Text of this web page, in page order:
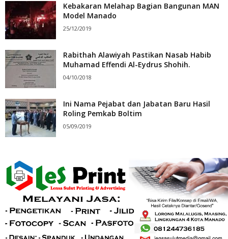
Kebakaran Melahap Bagian Bangunan MAN
Model Manado
25/12/2019
Rabithah Alawiyah Pastikan Nasab Habib
Muhamad Effendi Al-Eydrus Shohih.
04/10/2018
Ini Nama Pejabat dan Jabatan Baru Hasil
Roling Pemkab Boltim
05/09/2019